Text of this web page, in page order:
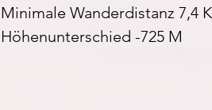
Minimale Wanderdistanz 7,4
Höhenunterschied -725 M